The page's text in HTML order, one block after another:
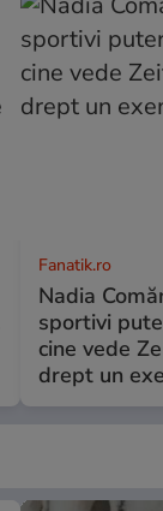
Fanatik.ro
Nadia
sportivi
cine vede
drept un